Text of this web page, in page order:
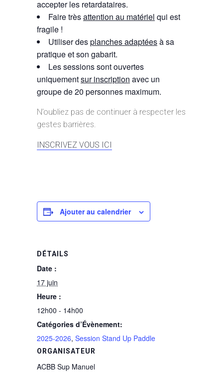
accepter les retardataires.
Faire trèsattention au matériel qui est
fragile !
Utiliser desplanches adaptéesà sa
pratique et son gabarit.
Les sessions sont ouvertes
uniquementsur inscription avec un
groupe de 20 personnes maximum.
N’oubliez pas de continuer à respecter les
gestes barrières.
INSCRIVEZ VOUS ICI
Ajouter au calendrier
DÉTAILS
Date :
17 juin
Heure :
12h00 - 14h00
Catégories d’Évènement:
2025-2026, Session Stand Up Paddle
ORGANISATEUR
ACBB Sup Manuel